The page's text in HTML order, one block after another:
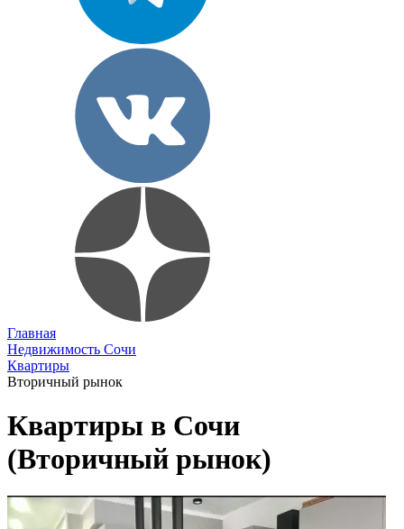
Главная
Недвижимость Сочи
Квартиры
Вторичный рынок
Квартиры в Сочи
(Вторичный рынок)